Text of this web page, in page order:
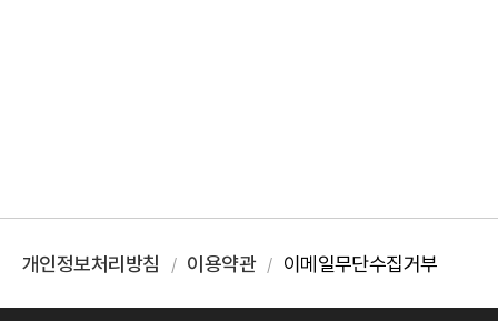
개인정보처리방침 이용약관 이메일무단수집거부